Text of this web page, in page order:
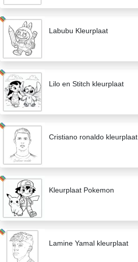
Labubu Kleurplaat
Lilo en Stitch kleurplaat
Cristiano ronaldo kleurplaat
Kleurplaat Pokemon
Lamine Yamal kleurplaat